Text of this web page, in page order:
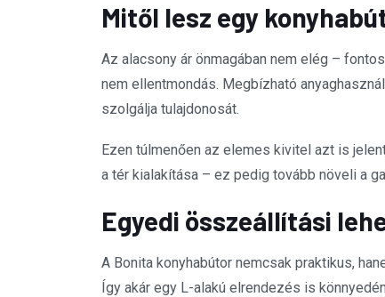
Mitől lesz egy
Az alacsony ár önmagában nem elég –
nem ellentmondás. Megbízható
szolgálja tulajdonosát.
Ezen túlmenően az elemes kivitel azt is
a tér kialakítása – ez pedig tovább növeli a
Egyedi összeállítási
A Bonita konyhabútor nemcsak praktikus,
Így akár egy L-alakú elrendezés is